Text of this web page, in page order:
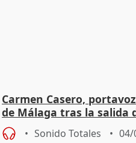
Carmen Casero,
de Málaga tras la salida
Sonido Totales 04/